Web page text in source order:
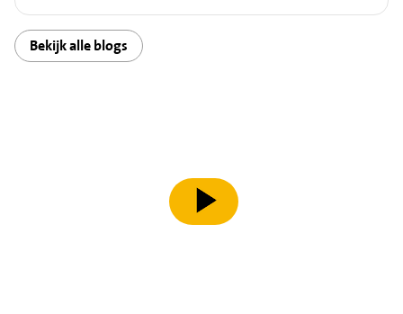
Bekijk alle blogs
speel video af